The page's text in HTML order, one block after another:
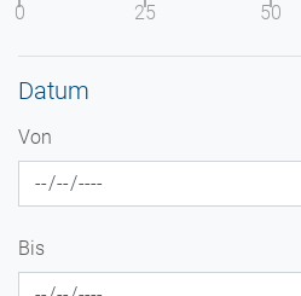
0 25 50
Datum
Von
Bis